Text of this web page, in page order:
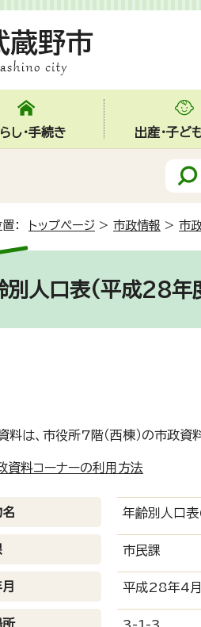
し・手続き 出産・子ど
： トップページ > 市政情報 > 市
別人口表(平成28年
料は、市役所7階（西棟）の市政資
資料コーナーの利用方法
年齢別人口
市民課
平成28年4
所